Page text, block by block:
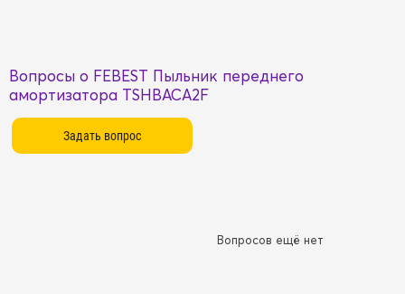
Вопросы о FEBEST Пыльник переднего
амортизатора TSHBACA2F
Вопросов ещё нет